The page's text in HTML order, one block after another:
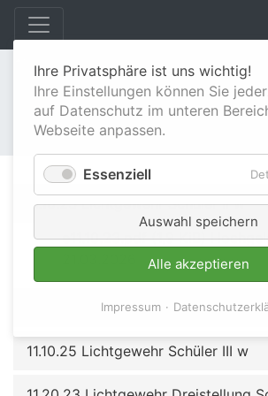
Ihre Privatsphäre ist uns wichtig!
Ihre Einstellungen können Sie
auf Datenschutz im unteren
Webseite anpassen.
Essenziell
Auswahl speichern
Alle akzeptieren
Impressum
11.10.23 Lichtgewehr Schüler II w
e11.10.23.pdf(1,9 KiB)
11.10.24 Lichtgewehr Schüler III m
e11.10.24.pdf(1,7 KiB)
21.03.2026
11.10.25 Lichtgewehr Schüler III w
e11.10.25.pdf
(1,8 KiB)